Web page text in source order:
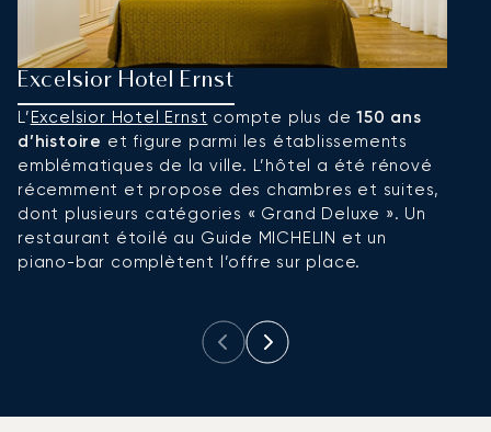
Excelsior Hotel Ernst
L’Excelsior Hotel Ernst compte plus de150 ans
d’histoire et figure parmi les établissements
emblématiques de la ville. L’hôtel a été rénové
récemment et propose des chambres et suites,
dont plusieurs catégories « Grand Deluxe ». Un
restaurant étoilé au Guide MICHELIN et un
piano-bar complètent l’offre sur place.